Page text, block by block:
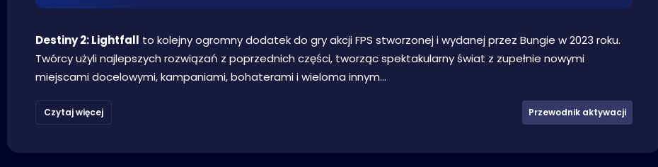
Destiny 2: Lightfall to kolejny ogromny dodatek do gry akcji FPS stworzonej i wydanej przez Bungie w 2023 roku.
Twórcy użyli najlepszych rozwiązań z poprzednich części, tworząc spektakularny świat z zupełnie nowymi
miejscami docelowymi, kampaniami, bohaterami i wieloma innym...
Czytaj więcej Przewodnik aktywacji